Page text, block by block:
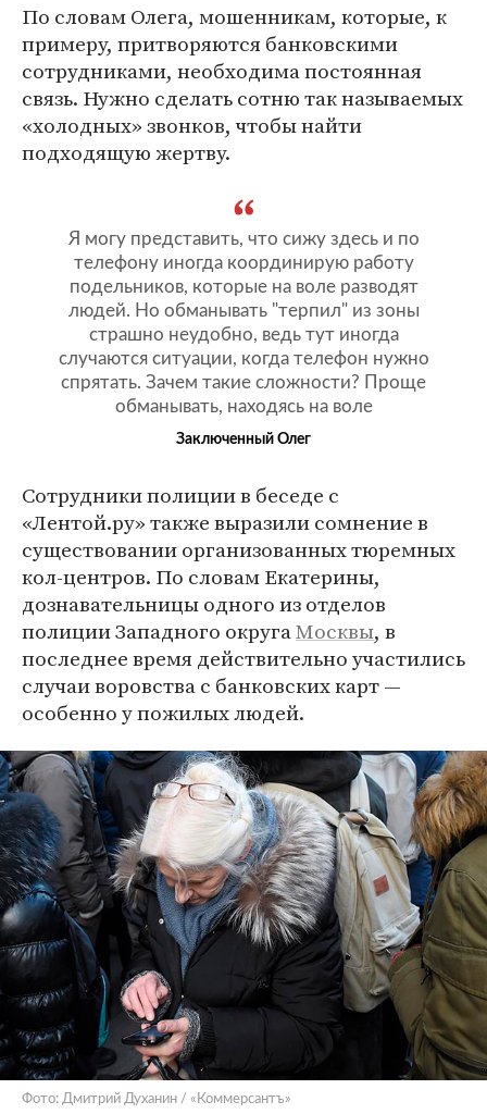
По словам Олега, мошенникам, которые, к
примеру, притворяются банковскими
сотрудниками, необходима постоянная
связь. Нужно сделать сотню так называемых
«холодных» звонков, чтобы найти
подходящую жертву.
Я могу представить, что сижу здесь и по
телефону иногда координирую работу
подельников, которые на воле разводят
людей. Но обманывать "терпил" из зоны
страшно неудобно, ведь тут иногда
случаются ситуации, когда телефон нужно
спрятать. Зачем такие сложности? Проще
обманывать, находясь на воле
Заключенный Олег
Сотрудники полиции в беседе с
«Лентой.ру» также выразили сомнение в
существовании организованных тюремных
кол-центров. По словам Екатерины,
дознавательницы одного из отделов
полиции Западного округаМосквы, в
последнее время действительно участились
случаи воровства с банковских карт —
особенно у пожилых людей.
Фото: Дмитрий Духанин / «Коммерсантъ»